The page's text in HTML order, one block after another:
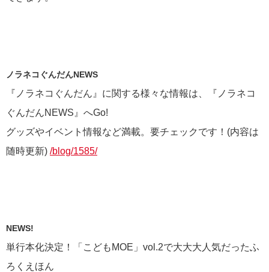
ノラネコぐんだんNEWS
『ノラネコぐんだん』に関する様々な情報は、『ノラネコ
ぐんだんNEWS』へGo!
グッズやイベント情報など満載。要チェックです！(内容は
随時更新) /blog/1585/
NEWS!
単行本化決定！「こどもMOE」vol.2で大大大人気だったふ
ろくえほん